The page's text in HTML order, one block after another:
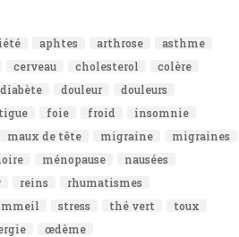
aphtes arthrose
asthme
cerveau cholesterol
colère
diabète douleur
douleurs
foie froid
insomnie
maux de tête migraine
migraines
ménopause
nausées
reins
rhumatismes
stress thé vert
toux
œdème